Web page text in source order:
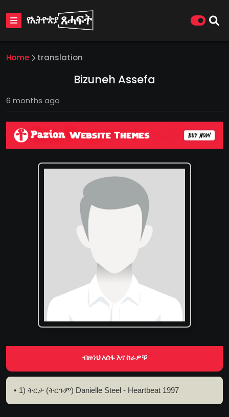
Home translation
Bizuneh Assefa
6 months ago
ብዙነህ አሰፋ እና ስራዎቹ
1) ትርታ (ትርጉም) Danielle Steel - Heartbeat 1997